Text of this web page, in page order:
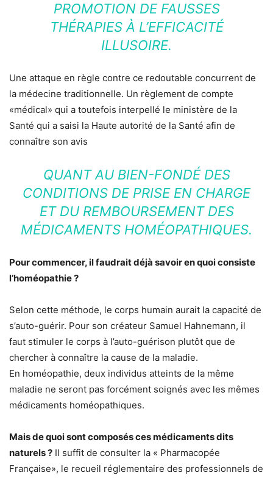
PROMOTION DE FAUSSES
THÉRAPIES À L’EFFICACITÉ
ILLUSOIRE.
Une attaque en règle contre ce redoutable concurrent de
la médecine traditionnelle. Un règlement de compte
«médical» qui a toutefois interpellé le ministère de la
Santé qui a saisi la Haute autorité de la Santé afin de
connaître son avis
QUANT AU BIEN-FONDÉ DES
CONDITIONS DE PRISE EN CHARGE
ET DU REMBOURSEMENT DES
MÉDICAMENTS HOMÉOPATHIQUES.
Pour commencer, il faudrait déjà savoir en quoi consiste
l’homéopathie ?
Selon cette méthode, le corps humain aurait la capacité de
s’auto-guérir. Pour son créateur Samuel Hahnemann, il
faut stimuler le corps à l’auto-guérison plutôt que de
chercher à connaître la cause de la maladie.
En homéopathie, deux individus atteints de la même
maladie ne seront pas forcément soignés avec les mêmes
médicaments homéopathiques.
Mais de quoi sont composés ces médicaments dits
naturels ? Il suffit de consulter la « Pharmacopée
Française», le recueil réglementaire des professionnels de